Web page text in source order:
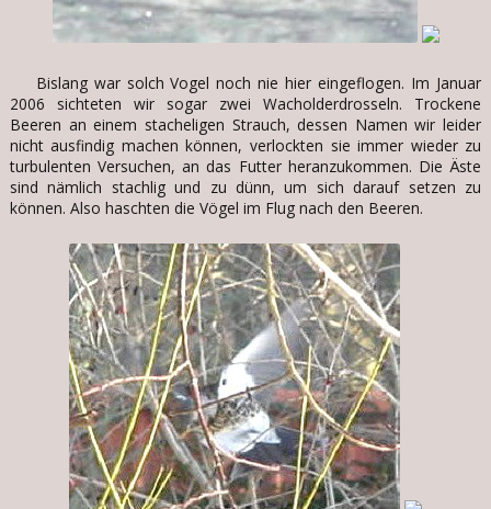
Bislang war solch Vogel noch nie hier eingeflogen. Im Januar
2006 sichteten wir sogar zwei Wacholderdrosseln. Trockene
Beeren an einem stacheligen Strauch, dessen Namen wir leider
nicht ausfindig machen können, verlockten sie immer wieder zu
turbulenten Versuchen, an das Futter heranzukommen. Die Äste
sind nämlich stachlig und zu dünn, um sich darauf setzen zu
können. Also haschten die Vögel im Flug nach den Beeren.